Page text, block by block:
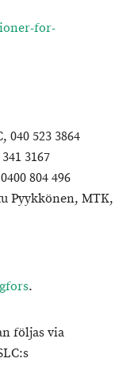
for-
040 523 3864
3167
804 496
Pyykkönen, MTK,
.
följas via